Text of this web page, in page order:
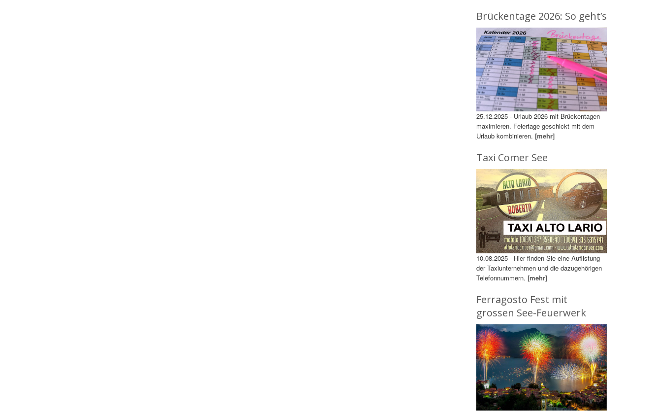
Brückentage 2026: So geht’s
25.12.2025 - Urlaub 2026 mit Brückentagen
maximieren. Feiertage geschickt mit dem
Urlaub kombinieren. [mehr]
Taxi Comer See
10.08.2025 - Hier finden Sie eine Auflistung
der Taxiunternehmen und die dazugehörigen
Telefonnummern. [mehr]
Ferragosto Fest mit
grossen See-Feuerwerk